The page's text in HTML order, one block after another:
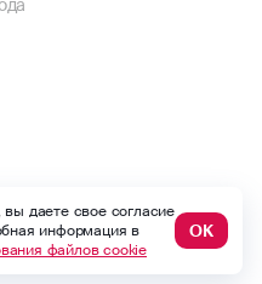
даете свое согласие
информация в
файлов cookie
ОК